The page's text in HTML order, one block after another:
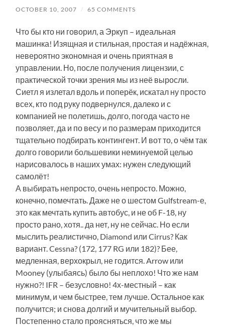
OCTOBER 10, 2007 / 65 COMMENTS
Что бы кто ни говорил, а Эркуп – идеальная
машинка! Изящная и стильная, простая и надёжная,
невероятно экономная и очень приятная в
управлении. Но, после получения лицензии, с
практической точки зрения мы из неё выросли.
Сиетл я излетал вдоль и поперёк, искатал ну просто
всех, кто под руку подвернулся, далеко и с
компанией не полетишь, долго, погода часто не
позволяет, да и по весу и по размерам приходится
тщательно подбирать контингент. И вот то, о чём так
долго говорили большевики неминуемой целью
нарисовалось в наших умах: нужен следующий
самолёт!
А выбирать непросто, очень непросто. Можно,
конечно, помечтать. Даже не о шестом Gulfstream-е,
это как мечтать купить автобус, и не об F-18, ну
просто рано, хотя.. да нет, ну не сейчас. Но если
мыслить реалистично, Diamond или Cirrus? Как
вариант. Cessna? (172, 177 RG или 182)? Бее,
медленная, верхокрыл, не годится. Arrow или
Mooney (улыбаясь) было бы неплохо! Что же нам
нужно?! IFR – безусловно! 4х-местный – как
минимум, и чем быстрее, тем лучше. Остальное как
получится; и снова долгий и мучительный выбор.
Постепенно стало проясняться, что же мы